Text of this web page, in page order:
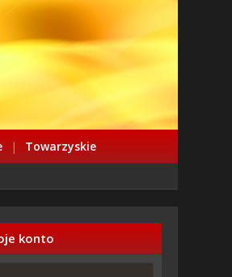
| Towarzyskie
konto